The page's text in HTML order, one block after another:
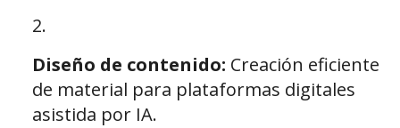
Diseño de contenido: Creación eficiente
de material para plataformas digitales
asistida por IA.